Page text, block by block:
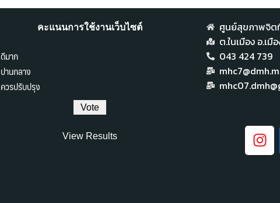
คะแนนการใช้งานเว็บไซต์
ดีมาก
ปานกลาง
ควรปรับปรุง
View Results
ศูนย์สุขภาพจิต
ต.ในเมือง อ.เ
043 424 739